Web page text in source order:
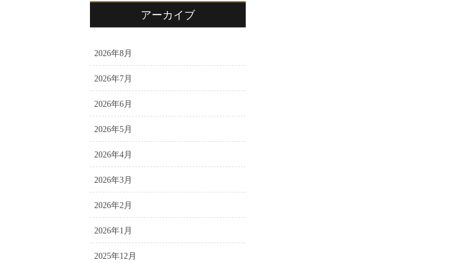
アーカイブ
2026年8月
2026年7月
2026年6月
2026年5月
2026年4月
2026年3月
2026年2月
2026年1月
2025年12月